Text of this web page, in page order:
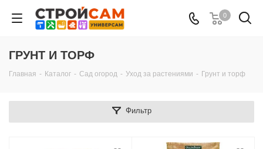
0
ГРУНТ И ТОРФ
Главная - Каталог - Сад огород - Уход за растениями - Грунт и торф
Фильтр